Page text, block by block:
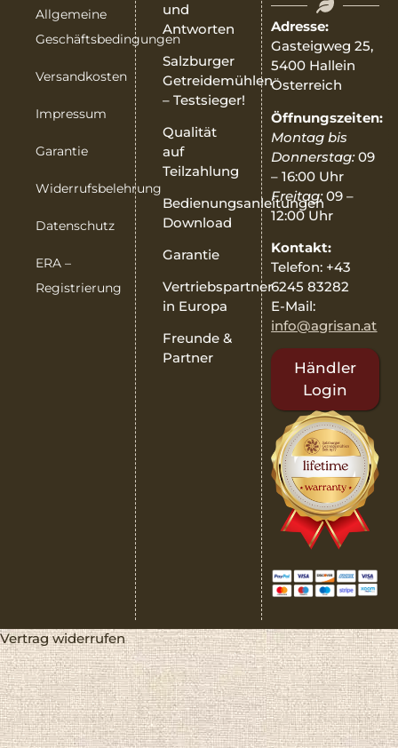
Allgemeine
Geschäftsbedingungen
Versandkosten
Impressum
Garantie
Widerrufsbelehrung
Datenschutz
ERA –
Registrierung
und
Antworten
Salzburger
Getreidemühlen
– Testsieger!
Qualität
auf
Teilzahlung
Bedienungsanleitungen
Download
Garantie
Vertriebspartner
in Europa
Freunde &
Partner
Adresse:
Gasteigweg 25,
5400 Hallein
Österreich
Öffnungszeiten:
Montag bis
Donnerstag:09
– 16:00 Uhr
Freitag:09 –
12:00 Uhr
Kontakt:
Telefon: +43
6245 83282
E-Mail:
info@agrisan.at
Händler
Login
Vertrag widerrufen